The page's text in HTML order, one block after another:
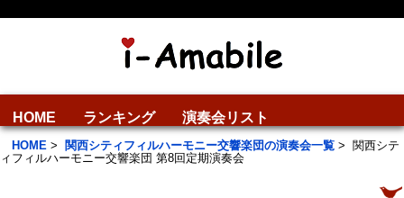
HOME ランキング 演奏会リスト
HOME > 関西シティフィルハーモニー交響楽団の演奏会一覧 > 関西シテ
ィフィルハーモニー交響楽団 第8回定期演奏会